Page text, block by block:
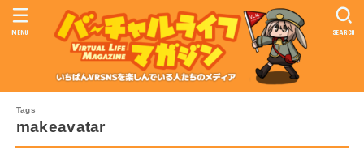
SEARCH
MENU
makeavatar